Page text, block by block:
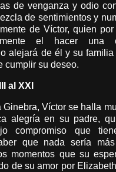
de venganza y odio
de sentimientos y
de Víctor, quien
el hacer una
alejará de él y su
cumplir su deseo.
al XXI
Ginebra, Víctor se halla
alegría en su padre,
compromiso que
que nada sería
momentos que su
de su amor por